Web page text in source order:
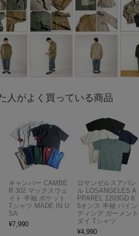
人がよく買っている商品
キャンバー CAMBE
R 302 マックスウェ
イト 半袖 ポケット
Tシャツ MADE IN U
SA
¥7,990
ロサンゼルスアパレ
ル LOSANGELES A
PPAREL 1203GD 8.
5オンス 半袖 バイン
ディング ガーメント
ダイ Tシャツ
¥4,990